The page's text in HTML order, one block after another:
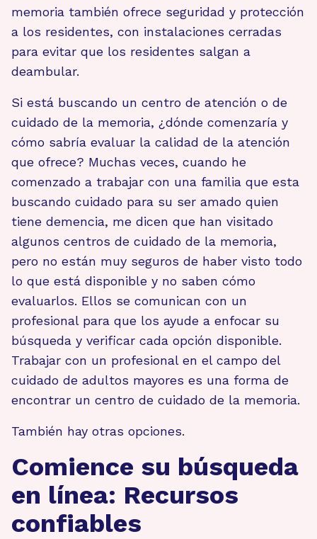
memoria también ofrece seguridad y protección
a los residentes, con instalaciones cerradas
para evitar que los residentes salgan a
deambular.
Si está buscando un centro de atención o de
cuidado de la memoria, ¿dónde comenzaría y
cómo sabría evaluar la calidad de la atención
que ofrece? Muchas veces, cuando he
comenzado a trabajar con una familia que esta
buscando cuidado para su ser amado quien
tiene demencia, me dicen que han visitado
algunos centros de cuidado de la memoria,
pero no están muy seguros de haber visto todo
lo que está disponible y no saben cómo
evaluarlos. Ellos se comunican con un
profesional para que los ayude a enfocar su
búsqueda y verificar cada opción disponible.
Trabajar con un profesional en el campo del
cuidado de adultos mayores es una forma de
encontrar un centro de cuidado de la memoria.
También hay otras opciones.
Comience su búsqueda
en línea: Recursos
confiables